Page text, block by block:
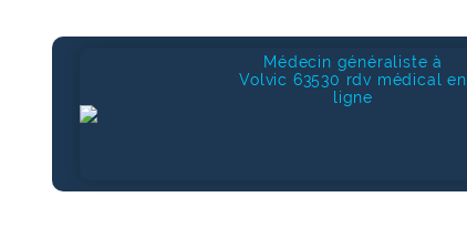
Médecin généraliste à
Volvic 63530 rdv médical en
ligne